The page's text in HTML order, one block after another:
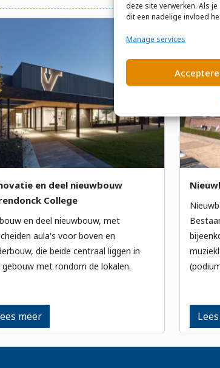
deze site verwerken. Als
dit een nadelige invloed
Manage services
en deel nieuwbouw
College
en deel nieuwbouw, met
aula's voor boven en
die beide centraal liggen in
met rondom de lokalen.
meer